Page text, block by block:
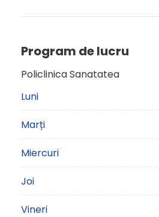
Program de lucru
Policlinica Sanatatea
Luni
Marți
Miercuri
Joi
Vineri